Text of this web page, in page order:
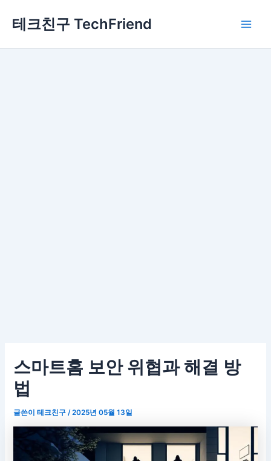
로
테크친구 TechFriend
스마트홈 보안 위협과 해결 방
법
글쓴이테크친구 /2025년 05월 13일